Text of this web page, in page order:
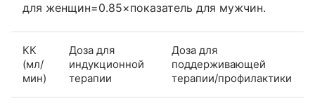
для женщин=0.85×показатель для мужчин.
КК
(мл/
мин)
Доза для
индукционной
терапии
Доза для
поддерживающей
терапии/профилактики